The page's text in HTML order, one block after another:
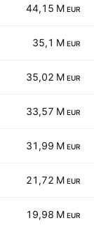
44,15 M EUR
35,1 M EUR
35,02 M EUR
33,57 M EUR
31,99 M EUR
21,72 M EUR
19,98 M EUR